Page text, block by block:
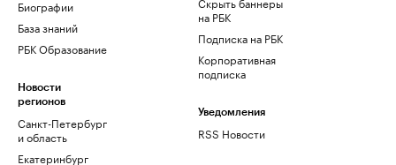
Биографии
База знаний
РБК Образование
Новости
регионов
Санкт-Петербург
и область
Екатеринбург
на РБК
Подписка на РБК
Корпоративная
подписка
Уведомления
RSS Новости